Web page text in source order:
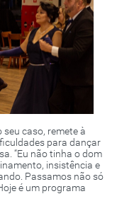
caso, remete à
para dançar
“Eu não tinha o dom
insistência e
Passamos não só
é um programa